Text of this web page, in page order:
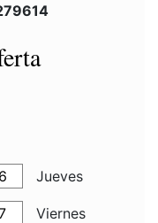
Jueves
Viernes